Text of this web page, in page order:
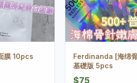
膜 10pcs
Ferdinanda [海绵
基礎版 5pcs
$75